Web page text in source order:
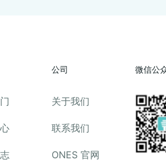
公司
关于我们
联系我们
ONES 官网
微信公